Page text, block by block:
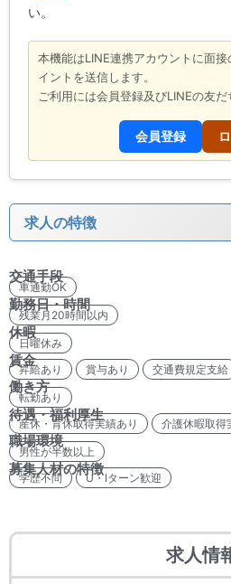
い。
本機能はLINE連携アカウントに面
イントを送信します。
ご利用には会員登録及びLINEの友だ
会員登録
求人の特徴
交通手段
車通勤OK
勤務日・時間
残業月20時間以内
休暇
日曜休み
賃金
昇給あり 賞与あり 交通費規定支給
働き方
転勤あり
待遇・福利厚生
産休・育休取得実績あり 介護休暇取得
職場環境
男性が半数以上
募集人材の特徴
学歴不問 U・Iターン歓迎
求人情